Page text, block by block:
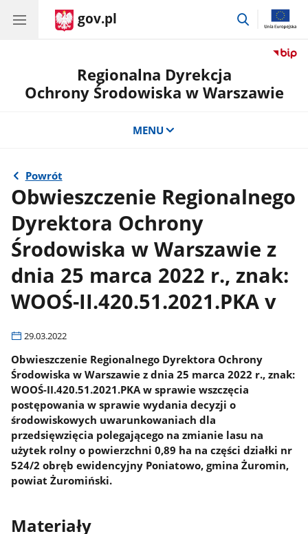
gov.pl
przejdź
Regionalna Dyrekcja
Ochrony Środowiska w Warszawie
MENU
Powrót
Obwieszczenie Regionalnego
Dyrektora Ochrony
Środowiska w Warszawie z
dnia 25 marca 2022 r., znak:
WOOŚ-II.420.51.2021.PKA v
29.03.2022
Obwieszczenie Regionalnego Dyrektora Ochrony
Środowiska w Warszawie z dnia 25 marca 2022 r., znak:
WOOŚ-II.420.51.2021.PKA w sprawie wszczęcia
postępowania w sprawie wydania decyzji o
środowiskowych uwarunkowaniach dla
przedsięwzięcia polegającego na zmianie lasu na
użytek rolny o powierzchni 0,89 ha na części działki nr
524/2 obręb ewidencyjny Poniatowo, gmina Żuromin,
powiat Żuromiński.
Materiały